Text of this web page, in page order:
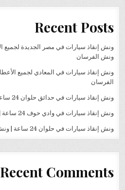
Recent Posts
ونش الفرسان
الفرسان
ونش إنقاذ سيارات في حدائق حلوان 24 ساعة | ونش الفرسان
ونش إنقاذ سيارات في وادي حوف 24 ساعة | ونش الفرسان
ونش إنقاذ سيارات في حلوان 24 ساعة | ونش الفرسان
Recent Comments